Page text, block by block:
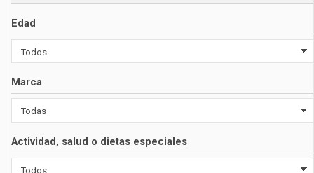
Edad
Marca
Actividad, salud o dietas especiales